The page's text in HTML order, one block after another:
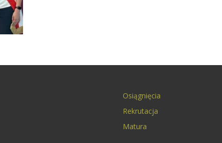
Osiągnięcia
Rekrutacja
Matura